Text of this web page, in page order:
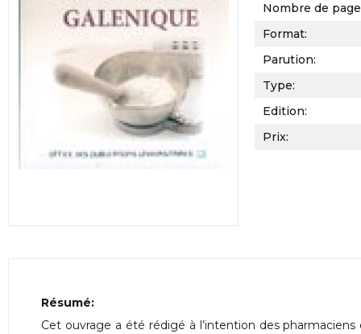
Nombre de
Format:
Parution:
Type:
Edition:
Prix:
Résumé:
Cet ouvrage a été rédigé à l’intention des